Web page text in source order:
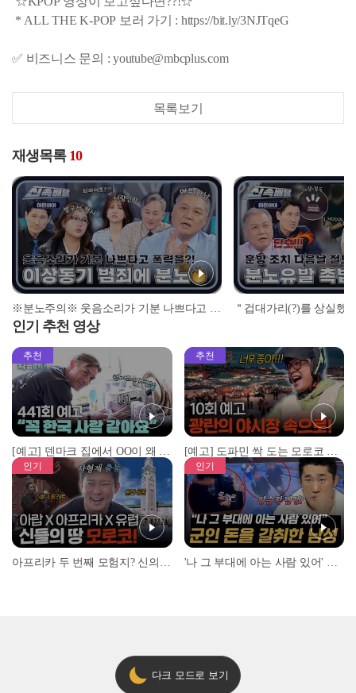
* ALL THE K-POP 보러 가기 : https://bit.ly/3NJTqeG
✅ 비즈니스 문의 : youtube@mbcplus.com
목록보기
재생목록 10
※분노주의※ 웃음소리가 기분 나쁘다고 폭행을 한다고😡?! 이상동기 범죄에 제대로 뿔난 3COPS🔥 l #히든아이신속배달 l #히든아이 l #MBCevery1 l EP.01
인기 추천 영상
추천
[예고] 덴마크 집에서 OO이 왜 나와...? 이상할 정도로 한국을 사랑하는 우리 형을 제보합니다!
추천
[예고] 도파민 싹 도는 모로코 야시장 투어!
인기 인기
다크 모드로 보기